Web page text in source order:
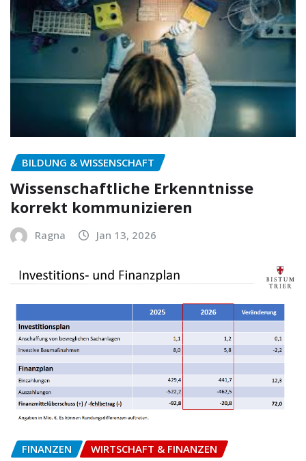
BILDUNG & WISSENSCHAFT
Wissenschaftliche Erkenntnisse
korrekt kommunizieren
Ragna Jan 13, 2026
FINANZEN WIRTSCHAFT & FINANZEN